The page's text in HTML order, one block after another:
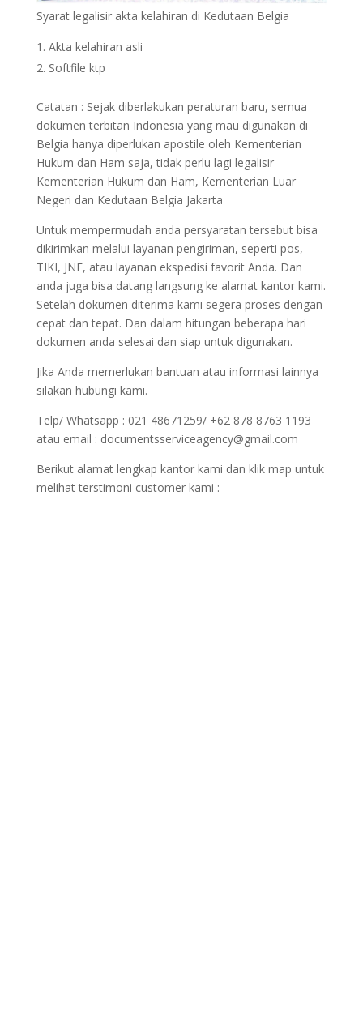
Syarat legalisir akta kelahiran di Kedutaan Belgia
Akta kelahiran asli
Softfile ktp
Catatan : Sejak diberlakukan peraturan baru, semua
dokumen terbitan Indonesia yang mau digunakan di
Belgia hanya diperlukan apostile oleh Kementerian
Hukum dan Ham saja, tidak perlu lagi legalisir
Kementerian Hukum dan Ham, Kementerian Luar
Negeri dan Kedutaan Belgia Jakarta
Untuk mempermudah anda persyaratan tersebut bisa
dikirimkan melalui layanan pengiriman, seperti pos,
TIKI, JNE, atau layanan ekspedisi favorit Anda. Dan
anda juga bisa datang langsung ke alamat kantor kami.
Setelah dokumen diterima kami segera proses dengan
cepat dan tepat. Dan dalam hitungan beberapa hari
dokumen anda selesai dan siap untuk digunakan.
Jika Anda memerlukan bantuan atau informasi lainnya
silakan hubungi kami.
Telp/ Whatsapp : 021 48671259/ +62 878 8763 1193
atau email : documentsserviceagency@gmail.com
Berikut alamat lengkap kantor kami dan klik map untuk
melihat terstimoni customer kami :